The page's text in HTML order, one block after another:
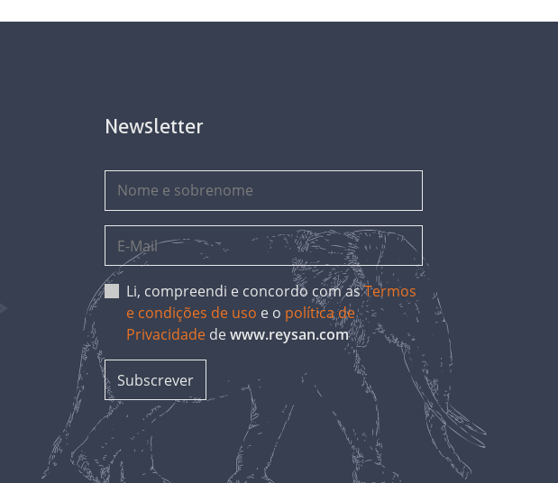
Newsletter
Li, compreendi e concordo com asTermos
e condições de uso e o política de
Privacidade dewww.reysan.com